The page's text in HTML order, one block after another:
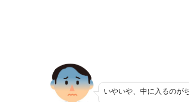
いやいや、中に入るのが